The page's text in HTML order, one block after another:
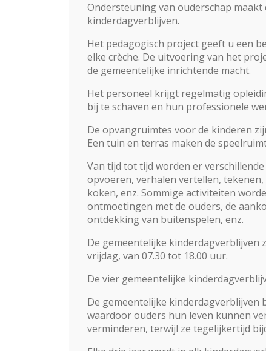
Ondersteuning van ouderschap
kinderdagverblijven.
Het pedagogisch project geeft u een
elke crèche. De uitvoering van het
de gemeentelijke inrichtende macht.
Het personeel krijgt regelmatig
bij te schaven en hun professionele
De opvangruimtes voor de kinderen
Een tuin en terras maken de
Van tijd tot tijd worden er
opvoeren, verhalen vertellen,
koken, enz. Sommige activiteiten
ontmoetingen met de ouders, de
ontdekking van buitenspelen, enz.
De gemeentelijke kinderdagverblijven
vrijdag, van 07.30 tot 18.00 uur.
De vier gemeentelijke
De gemeentelijke kinderdagverblijven
waardoor ouders hun leven kunnen
verminderen, terwijl ze tegelijkertijd